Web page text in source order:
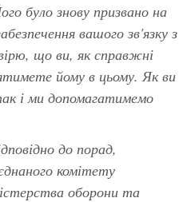
було знову призвано на
вашого зв'язку з
що ви, як справжні
йому в цьому. Як ви
і ми допомагатимемо
до порад,
комітету
оборони та